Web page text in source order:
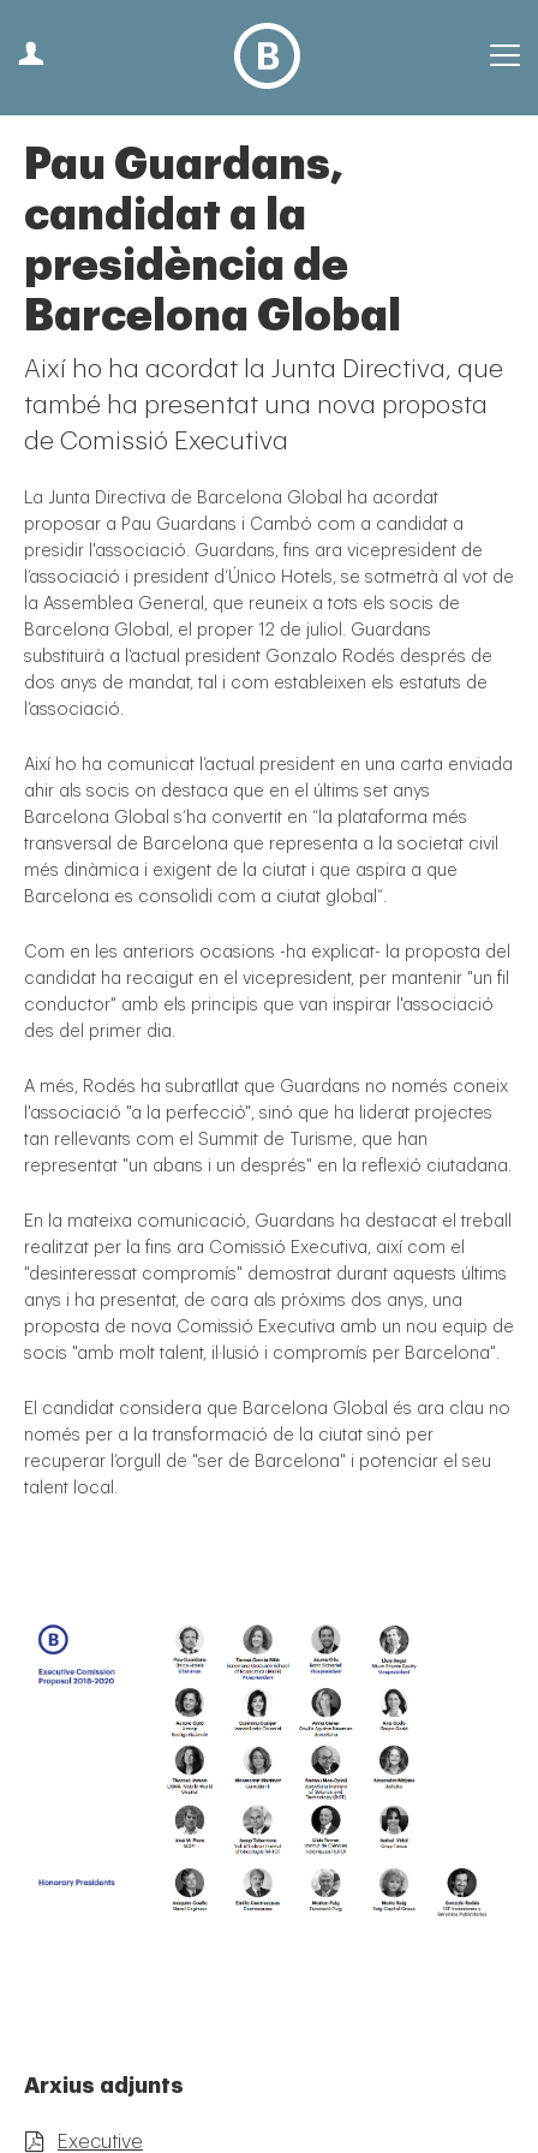
Pau Guardans,
candidat a la
presidència de
Barcelona Global
Així ho ha acordat la Junta Directiva, que
també ha presentat una nova proposta
de Comissió Executiva
La Junta Directiva de Barcelona Global ha acordat
proposar a Pau Guardans i Cambó com a candidat a
presidir l'associació. Guardans, fins ara vicepresident de
’associació i president d’Único Hotels, se sotmetrà al vot de
la Assemblea General, que reuneix a tots els socis de
Barcelona Global, el proper 12 de juliol. Guardans
substituirà a l’actual president Gonzalo Rodés després de
dos anys de mandat, tal i com estableixen els estatuts de
l’associació.
Així ho ha comunicat l ’actual president en una carta enviada
ahir als socis on destaca que en el últims set anys
Barcelona Global s’ ha convertit en “ la plataforma més
transversal de Barcelona que representa a la societat civil
més dinàmica i exigent de la ciutat i que aspira a que
Barcelona es consolidi com a ciutat global ”.
Com en les anteriors ocasions -ha explicat- la proposta del
candidat ha recaigut en el vicepresident, per mantenir "un fil
conductor" amb els principis que van inspirar l'associació
des del primer dia.
A més, Rodés ha subratllat que Guardans no només coneix
l'associació "a la perfecció", sinó que ha liderat projectes
tan rellevants com el Summit de Turisme, que han
representat "un abans i un després" en la reflexió ciutadana.
En la mateixa comunicació, Guardans ha destacat el treball
realitzat per la fins ara Comissió Executiva, així com el
"desinteressat compromís" demostrat durant aquests últims
anys i ha presentat, de cara als pròxims dos anys, una
proposta de nova Comissió Executiva amb un nou equip de
socis "amb molt talent, il·lusió i compromís per Barcelona".
El candidat considera que Barcelona Global és ara clau no
només per a la transformació de la ciutat sinó per
recuperar l’orgull de "ser de Barcelona" i potenciar el seu
talent local.
Arxius adjunts
Executive